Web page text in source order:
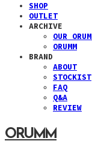
SHOP
OUTLET
ARCHIVE
OUR
ORUMM
BRAND
ABOUT
STOCKIST
FAQ
Q&A
REVIEW
ORUMM